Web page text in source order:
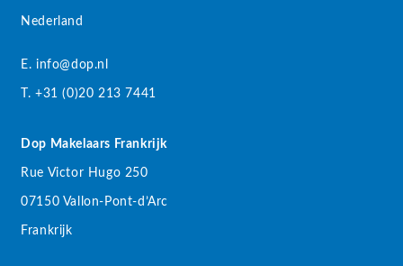
Nederland
E. info@dop.nl
T. +31 (0)20 213 7441
Dop Makelaars Frankrijk
Rue Victor Hugo 250
07150 Vallon-Pont-d’Arc
Frankrijk